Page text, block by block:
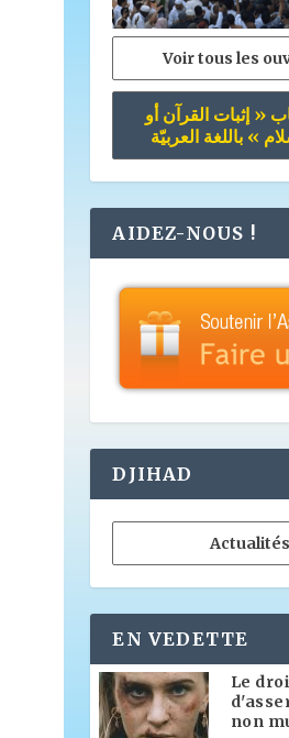
Voir tous les
« إثبات القرآن أو
» باللغة العربيّة
AIDEZ-NOUS !
DJIHAD
Actualités
EN VEDETTE
Le
non